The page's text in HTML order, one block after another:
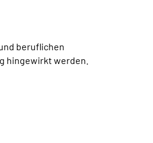
beruflichen
hingewirkt werden.